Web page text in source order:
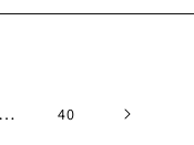
… 40